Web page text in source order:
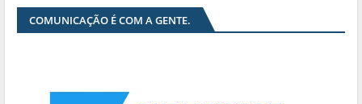
COMUNICAÇÃO É COM A GENTE.